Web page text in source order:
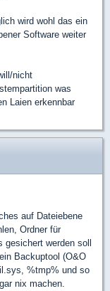
wird wohl das ein
Software weiter
nicht
was
Laien erkennbar
auf Dateiebene
Ordner für
werden soll
Backuptool (O&O
%tmp% und so
nix machen.